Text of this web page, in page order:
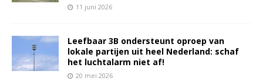
11 juni 2026
Leefbaar 3B ondersteunt oproep van
lokale partijen uit heel Nederland: schaf
het luchtalarm niet af!
20 mei 2026